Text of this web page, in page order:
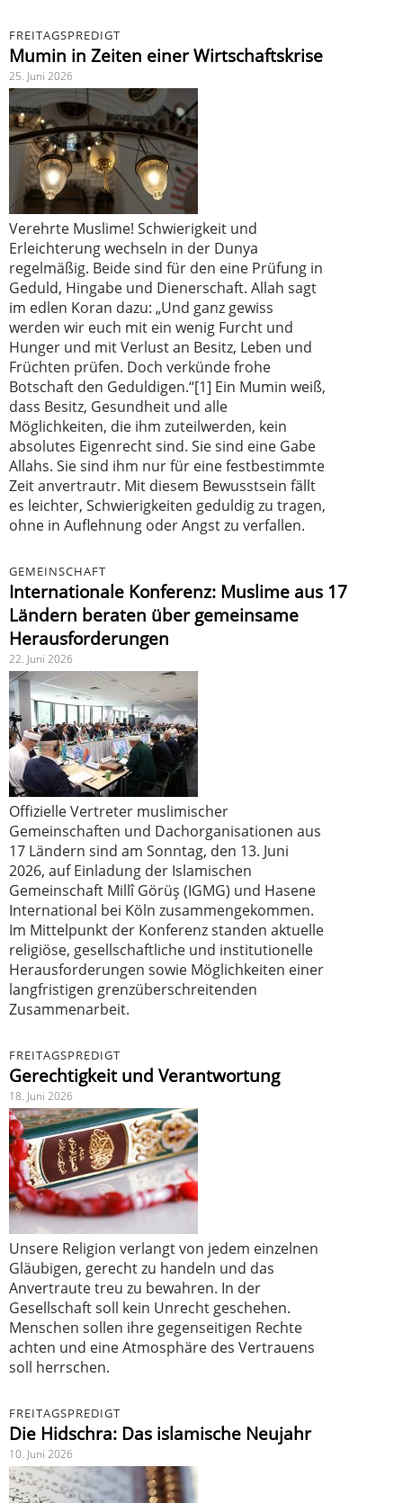
FREITAGSPREDIGT
Mumin in Zeiten einer Wirtschaftskrise
25. Juni 2026
Verehrte Muslime! Schwierigkeit und
Erleichterung wechseln in der Dunya
regelmäßig. Beide sind für den eine Prüfung in
Geduld, Hingabe und Dienerschaft. Allah sagt
im edlen Koran dazu: „Und ganz gewiss
werden wir euch mit ein wenig Furcht und
Hunger und mit Verlust an Besitz, Leben und
Früchten prüfen. Doch verkünde frohe
Botschaft den Geduldigen.“[1] Ein Mumin weiß,
dass Besitz, Gesundheit und alle
Möglichkeiten, die ihm zuteilwerden, kein
absolutes Eigenrecht sind. Sie sind eine Gabe
Allahs. Sie sind ihm nur für eine festbestimmte
Zeit anvertrautr. Mit diesem Bewusstsein fällt
es leichter, Schwierigkeiten geduldig zu tragen,
ohne in Auflehnung oder Angst zu verfallen.
GEMEINSCHAFT
Internationale Konferenz: Muslime aus 17
Ländern beraten über gemeinsame
Herausforderungen
22. Juni 2026
Offizielle Vertreter muslimischer
Gemeinschaften und Dachorganisationen aus
17 Ländern sind am Sonntag, den 13. Juni
2026, auf Einladung der Islamischen
Gemeinschaft Millî Görüş (IGMG) und Hasene
International bei Köln zusammengekommen.
Im Mittelpunkt der Konferenz standen aktuelle
religiöse, gesellschaftliche und institutionelle
Herausforderungen sowie Möglichkeiten einer
langfristigen grenzüberschreitenden
Zusammenarbeit.
FREITAGSPREDIGT
Gerechtigkeit und Verantwortung
18. Juni 2026
Unsere Religion verlangt von jedem einzelnen
Gläubigen, gerecht zu handeln und das
Anvertraute treu zu bewahren. In der
Gesellschaft soll kein Unrecht geschehen.
Menschen sollen ihre gegenseitigen Rechte
achten und eine Atmosphäre des Vertrauens
soll herrschen.
FREITAGSPREDIGT
Die Hidschra: Das islamische Neujahr
10. Juni 2026